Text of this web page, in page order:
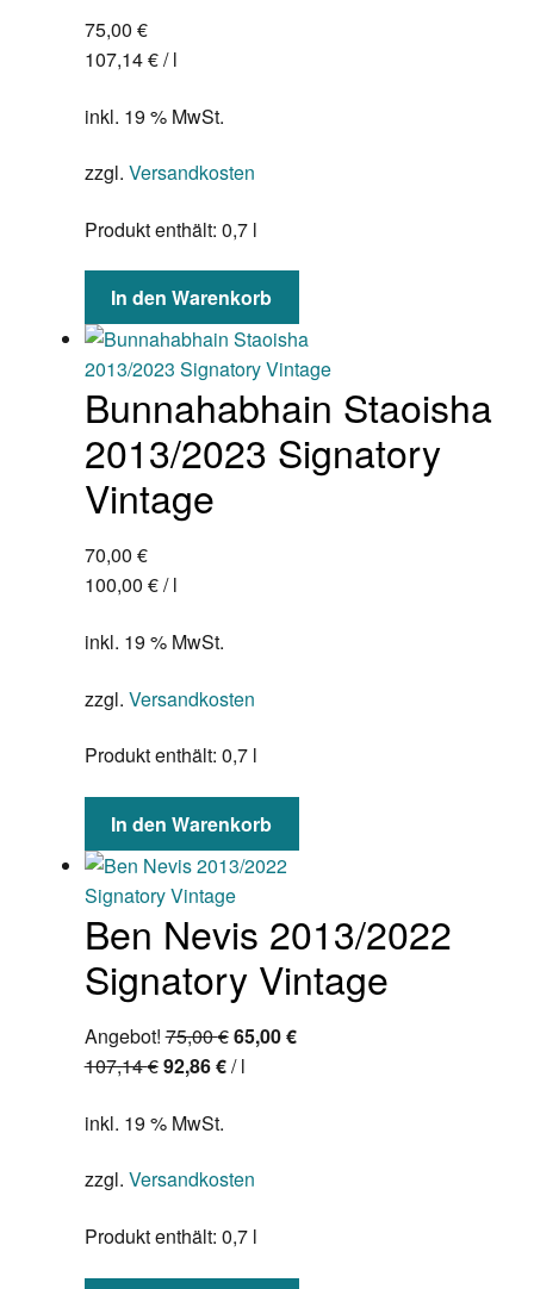
75,00 €
107,14€/l
inkl. 19 % MwSt.
zzgl. Versandkosten
Produkt enthält: 0,7 l
In den Warenkorb
Bunnahabhain Staoisha
2013/2023 Signatory
Vintage
70,00 €
100,00 €/l
inkl. 19 % MwSt.
zzgl. Versandkosten
Produkt enthält: 0,7 l
In den Warenkorb
Ben Nevis 2013/2022
Signatory Vintage
Angebot! 75,00€Ursprünglicher
Preis
65,00€Aktueller
107,14€92,86€/l
inkl. 19 % MwSt.
zzgl. Versandkosten
Produkt enthält: 0,7 l